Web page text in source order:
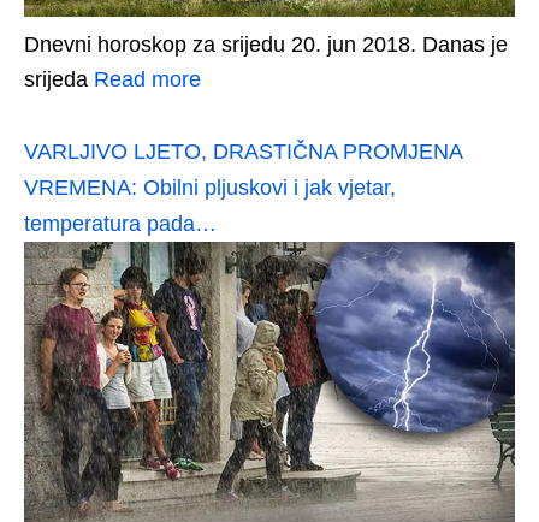
Dnevni horoskop za srijedu 20. jun 2018. Danas je
srijeda Read more
VARLJIVO LJETO, DRASTIČNA PROMJENA
VREMENA: Obilni pljuskovi i jak vjetar,
temperatura pada…